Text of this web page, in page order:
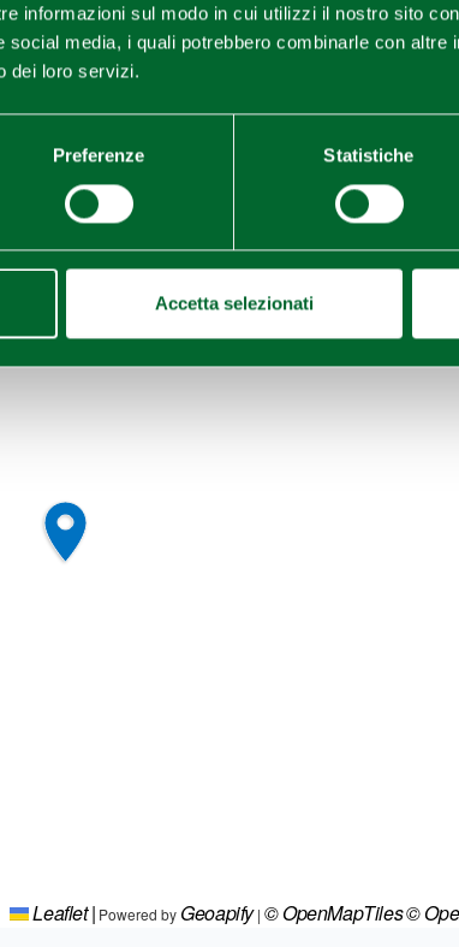
informazioni sul modo in cui utilizzi il nostro sito
social media, i quali potrebbero combinarle con altre
dei loro servizi.
Preferenze Statistiche
Accetta selezionati
1/3
Leaflet| Powered by Geoapify| © OpenMapTiles©